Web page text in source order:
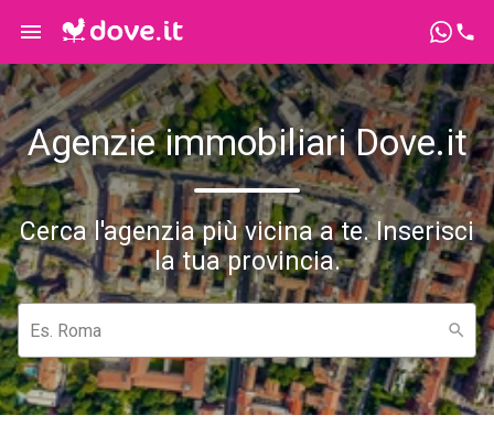
Agenzie immobiliari Dove.it
Cerca l'agenzia più vicina a te. Inserisci
la tua provincia.
Es. Roma